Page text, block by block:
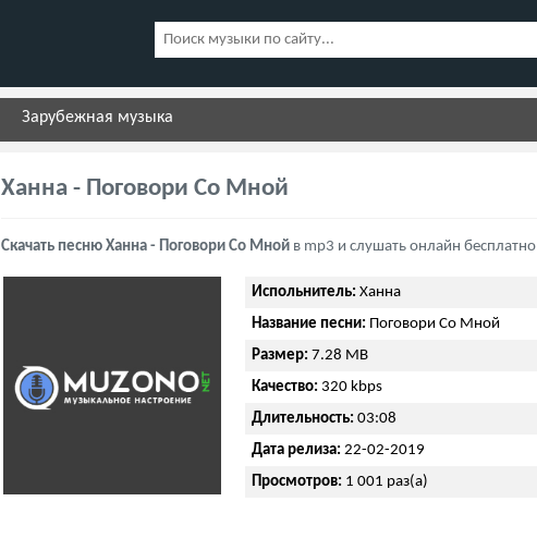
Зарубежная музыка
Ханна - Поговори Со Мной
Скачать песню Ханна - Поговори Со Мной в mp3 и слушать онлайн бесплатно
Испольнитель: Ханна
Название песни: Поговори Со Мной
Размер: 7.28 MB
Качество: 320 kbps
Длительность: 03:08
Дата релиза: 22-02-2019
Просмотров: 1 001 раз(а)